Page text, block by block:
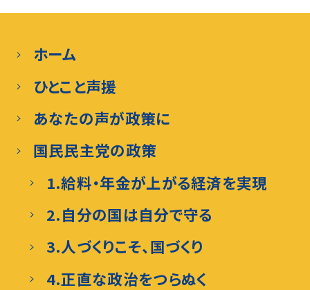
ホーム
ひとこと声援
あなたの声が政策に
国民民主党の政策
1.給料・年金が上がる経済を実現
2.自分の国は自分で守る
3.人づくりこそ、国づくり
4.正直な政治をつらぬく